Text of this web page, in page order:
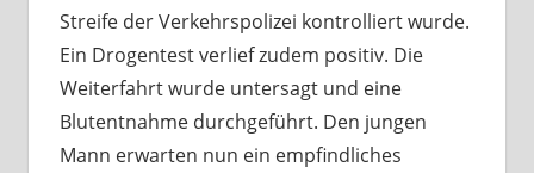
Streife der Verkehrspolizei kontrolliert wurde.
Ein Drogentest verlief zudem positiv. Die
Weiterfahrt wurde untersagt und eine
Blutentnahme durchgeführt. Den jungen
Mann erwarten nun ein empfindliches